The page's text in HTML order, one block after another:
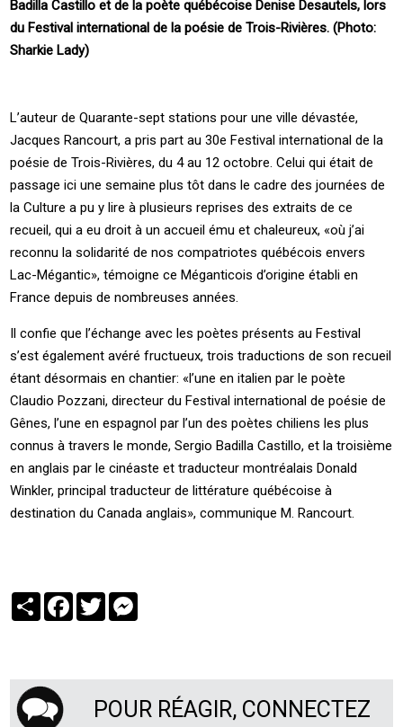
Badilla Castillo et de la poète québécoise Denise Desautels, lors
du Festival international de la poésie de Trois-Rivières. (Photo:
Sharkie Lady)
L’auteur de Quarante-sept stations pour une ville dévastée,
Jacques Rancourt, a pris part au 30e Festival international de la
poésie de Trois-Rivières, du 4 au 12 octobre. Celui qui était de
passage ici une semaine plus tôt dans le cadre des journées de
la Culture a pu y lire à plusieurs reprises des extraits de ce
recueil, qui a eu droit à un accueil ému et chaleureux, «où j’ai
reconnu la solidarité de nos compatriotes québécois envers
Lac-Mégantic», témoigne ce Méganticois d’origine établi en
France depuis de nombreuses années.
Il confie que l’échange avec les poètes présents au Festival
s’est également avéré fructueux, trois traductions de son recueil
étant désormais en chantier: «l’une en italien par le poète
Claudio Pozzani, directeur du Festival international de poésie de
Gênes, l’une en espagnol par l’un des poètes chiliens les plus
connus à travers le monde, Sergio Badilla Castillo, et la troisième
en anglais par le cinéaste et traducteur montréalais Donald
Winkler, principal traducteur de littérature québécoise à
destination du Canada anglais», communique M. Rancourt.
PartagerFacebook
Twitter
POUR RÉAGIR, CONNECTEZ